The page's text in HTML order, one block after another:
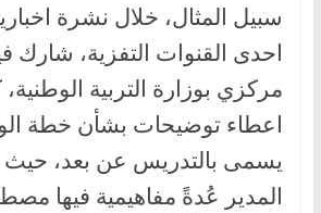
سبيل المثال، خلال نشرة
احدى القنوات التفزية، شارك
مركزي بوزارة التربية
اعطاء توضيحات بشأن خطة
يسمى بالتدريس عن بعد،
المدير عُدةً مفاهيمية فيها